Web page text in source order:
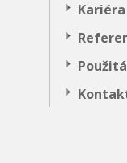
Kariéra